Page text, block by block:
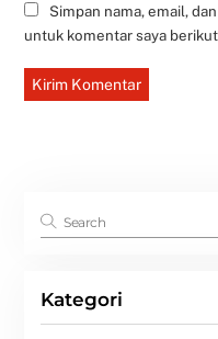
Simpan nama, email,
untuk komentar saya
Kategori